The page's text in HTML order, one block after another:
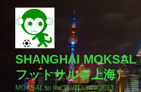
SHANGHAI MOKSAL
フットサル＠上海）
MOKSAL to the world since 2013